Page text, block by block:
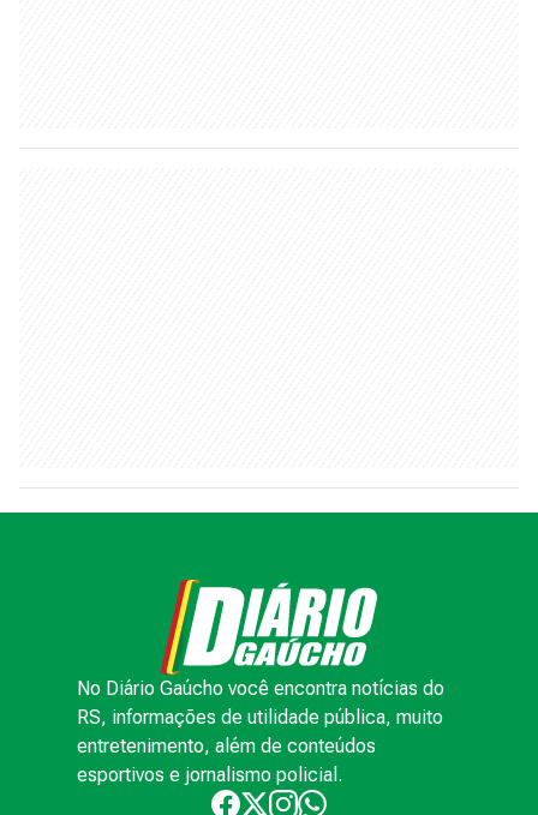
No Diário Gaúcho você encontra notícias do
RS, informações de utilidade pública, muito
entretenimento, além de conteúdos
esportivos e jornalismo policial.